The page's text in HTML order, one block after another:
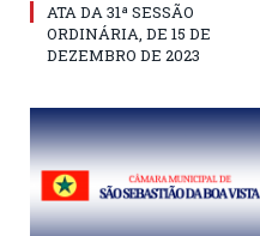
ATA DA 31ª SESSÃO
ORDINÁRIA, DE 15 DE
DEZEMBRO DE 2023